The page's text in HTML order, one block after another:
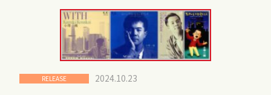
RELEASE 2024.10.23